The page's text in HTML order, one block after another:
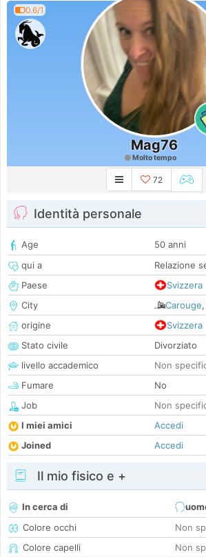
0.6/1
Mag76
Molto tempo
72
Identità personale
Age
50 anni
qui a
Relazione
Paese
Svizzera
City
Carouge,
origine
Svizzera
Stato civile
Divorziato
livello accademico
Non
Fumare
No
Job
Non
I miei amici
Accedi
Joined
Accedi
Il mio fisico e +
In cerca di
Colore occhi
Non
Colore capelli
Non